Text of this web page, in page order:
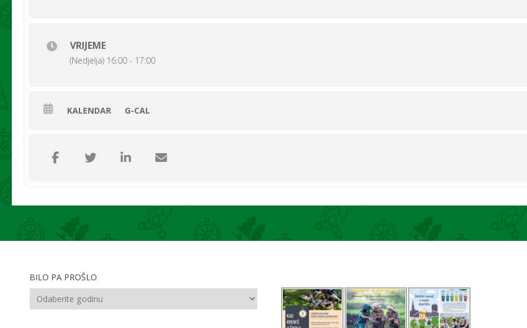
VRIJEME
(Nedjelja) 16:00 - 17:00
KALENDAR G-CAL
BILO PA PROŠLO